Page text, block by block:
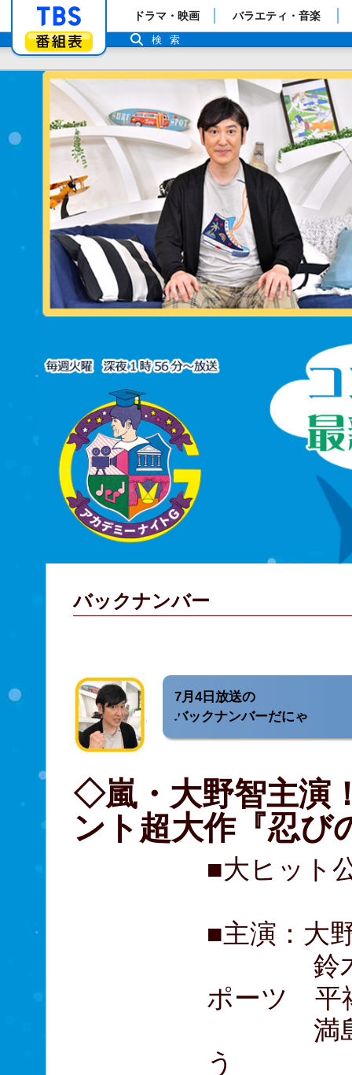
「TBSテレビ」トップページ
番組表
ドラマ・映画 バラエティ・音楽
検索
バックナンバー
7月4日放送の
バックナンバーだにゃ
◇嵐・大野智主演
ント超大作『忍び
■大ヒット
■主演：大
鈴木亮
ポーツ 平
満島真
う